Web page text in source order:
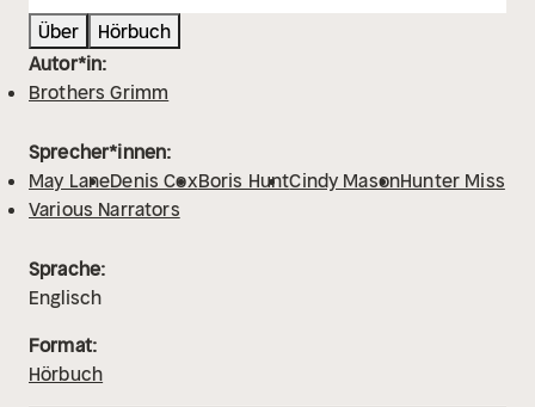
Über
Hörbuch
Autor*in:
Brothers Grimm
Sprecher*innen:
May LaneDenis CoxBoris HuntCindy MasonHunter Miss
Various Narrators
Sprache:
Englisch
Format:
Hörbuch